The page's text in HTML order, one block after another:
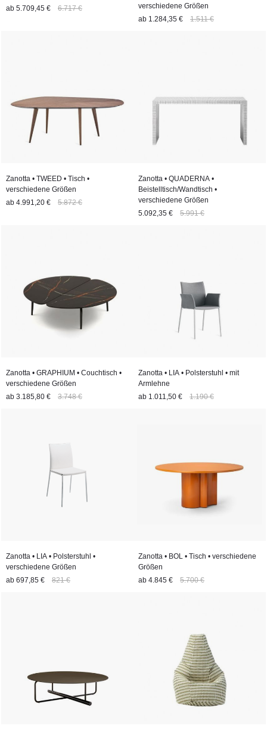
ab 5.709,45 € 6.717 €
verschiedene Größen
ab 1.284,35 € 1.511 €
Zanotta • TWEED • Tisch •
verschiedene Größen
ab 4.991,20 € 5.872 €
Zanotta • QUADERNA •
Beistelltisch/Wandtisch •
verschiedene Größen
5.092,35 €
5.991 €
Zanotta • GRAPHIUM • Couchtisch •
verschiedene Größen
ab 3.185,80 € 3.748 €
Zanotta • LIA • Polsterstuhl • mit
Armlehne
ab 1.011,50 € 1.190 €
Zanotta • LIA • Polsterstuhl •
verschiedene Größen
ab 697,85 € 821 €
Zanotta • BOL • Tisch • verschiedene
Größen
ab 4.845 € 5.700 €